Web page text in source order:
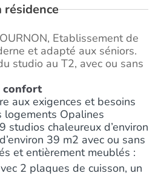
résidence
Etablissement de
et adapté aux séniors.
studio au T2, avec ou sans
confort
aux exigences et besoins
logements Opalines
studios chaleureux d’environ
39 m2 avec ou sans
et entièrement meublés :
2 plaques de cuisson, un